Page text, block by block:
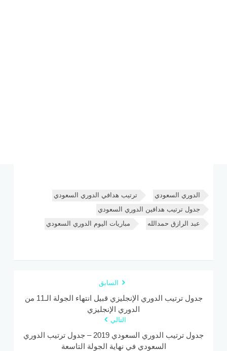
الدوري السعودي
ترتيب هدافي الدوري السعودي
جدول ترتيب هدافين الدوري السعودي
عبد الرازق حمدالله
مباريات اليوم الدوري السعودي
السابق
جدول ترتيب الدوري الإنجليزي قبيل انتهاء الجولة الـ11 من
الدوري الإنجليزي
التالي
جدول ترتيب الدوري السعودي 2019 – جدول ترتيب الدوري
السعودي في نهاية الجولة التاسعة